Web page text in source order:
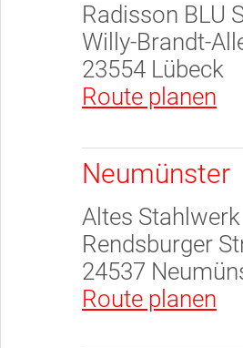
Radisson BLU
Willy-Brandt-
23554 Lübeck
Route planen
Neumünster
Altes
Rendsburger
24537
Route planen